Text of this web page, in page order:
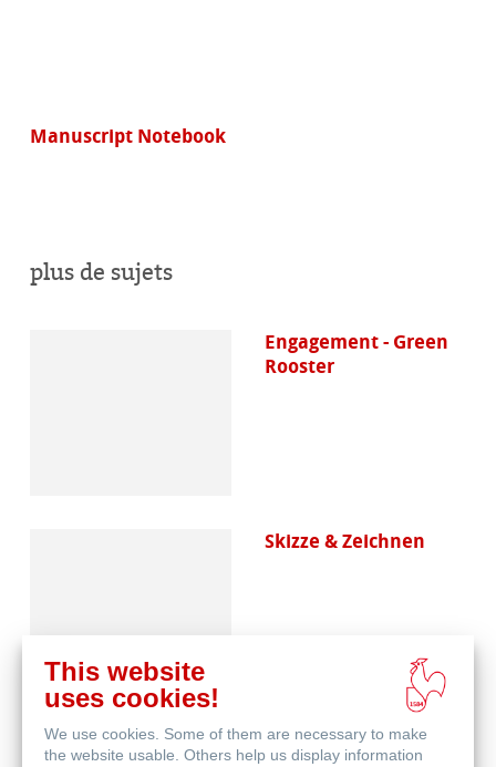
Manuscript Notebook
plus de sujets
Engagement - Green
Rooster
Skizze & Zeichnen
Aquarell
This website
uses cookies!
We use cookies. Some of them are necessary to make
the website usable. Others help us display information